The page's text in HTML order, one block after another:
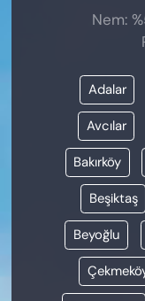
Nem:
Adalar
Avcılar
Bakırköy
Beşiktaş
Beyoğlu
ÖZEL HABER
SİYASET
VAN VE